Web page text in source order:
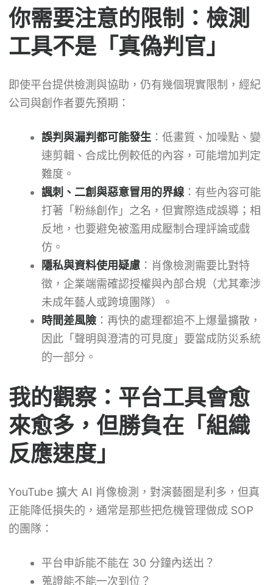
你需要注意的限制：檢測
工具不是「真偽判官」
即使平台提供檢測與協助，仍有幾個現實限制，經紀
公司與創作者要先預期：
誤判與漏判都可能發生 ：低畫質、加噪點、變
速剪輯、合成比例較低的內容，可能增加判定
難度。
諷刺、二創與惡意冒用的界線：有些內容可能
打著「粉絲創作」之名，但實際造成誤導；相
反地，也要避免被濫用成壓制合理評論或戲
仿。
隱私與資料使用疑慮：肖像檢測需要比對特
徵，企業端需確認授權與內部合規（尤其牽涉
未成年藝人或跨境團隊）。
時間差風險：再快的處理都追不上爆量擴散，
因此「聲明與澄清的可見度」要當成防災系統
的一部分。
我的觀察：平台工具會愈
來愈多，但勝負在「組織
反應速度」
YouTube 擴大 AI 肖像檢測，對演藝圈是利多，但真
正能降低損失的，通常是那些把危機管理做成 SOP
的團隊：
平台申訴能不能在 30 分鐘內送出？
蒐證能不能一次到位？